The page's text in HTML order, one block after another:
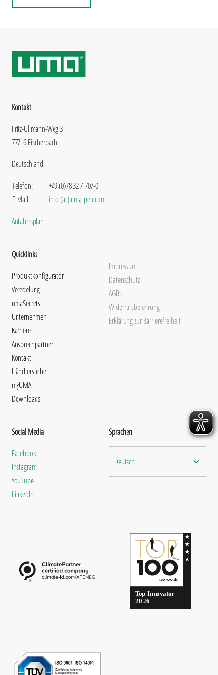
Kontakt
Fritz-Ullmann-Weg 3
77716 Fischerbach
Deutschland
Telefon:
E-Mail:
+49 (0)78 32 / 707-0
info (at) uma-pen.com
Anfahrtsplan
Quicklinks
Produktkonfigurator
Veredelung
umaSecrets
Unternehmen
Karriere
Ansprechpartner
Kontakt
Händlersuche
myUMA
Downloads
Impressum
Datenschutz
AGBs
Widerrufsbelehrung
Erklärung zur Barrierefreiheit
Social Media
Facebook
Instagram
YouTube
LinkedIn
Sprachen
Deutsch